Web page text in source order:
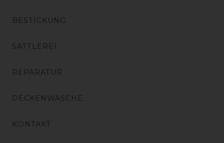
BESTICKUNG
SATTLEREI
REPARATUR
DECKENWÄSCHE
KONTAKT